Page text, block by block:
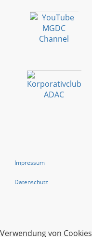
Impressum
Datenschutz
Verwendung von Cookies